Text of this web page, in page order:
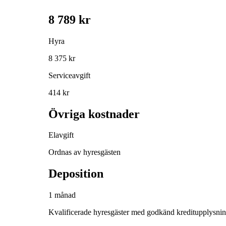
8 789 kr
Hyra
8 375 kr
Serviceavgift
414 kr
Övriga kostnader
Elavgift
Ordnas av hyresgästen
Deposition
1 månad
Kvalificerade hyresgäster med godkänd